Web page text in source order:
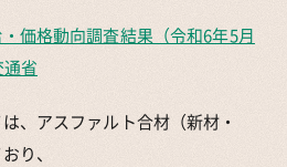
価格動向調査結果（令和6年5月
省
、アスファルト合材（新材・
り、